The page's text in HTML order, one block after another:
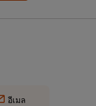
อีเมล